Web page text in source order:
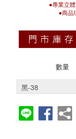
●專業立
●商品
數量